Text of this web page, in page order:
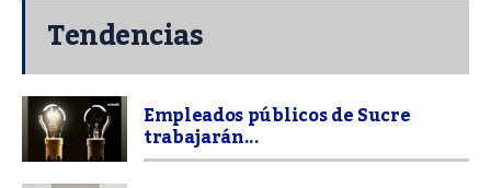
Tendencias
Empleados públicos de Sucre
trabajarán...